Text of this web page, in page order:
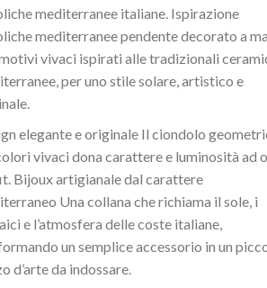
mediterranee italiane. Ispirazione
mediterranee pendente decorato a
vivaci ispirati alle tradizionali
per uno stile solare, artistico e
elegante e originale Il ciondolo
vivaci dona carattere e luminosità ad
Bijoux artigianale dal carattere
Una collana che richiama il sole, i
e l’atmosfera delle coste italiane,
un semplice accessorio in un
d’arte da indossare.